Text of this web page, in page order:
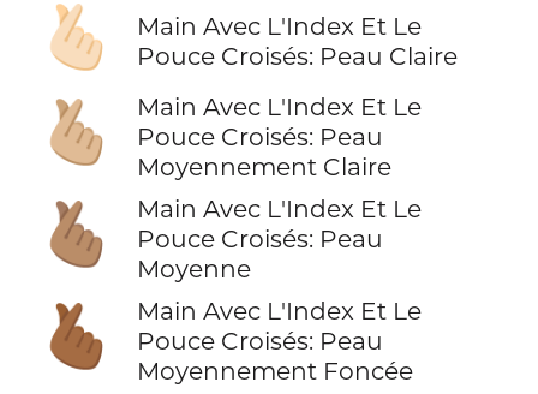
🫰🏻
Main Avec L'Index Et Le
Pouce Croisés: Peau Claire
🫰🏼
Main Avec L'Index Et Le
Pouce Croisés: Peau
Moyennement Claire
🫰🏽
Main Avec L'Index Et Le
Pouce Croisés: Peau
Moyenne
🫰🏾
Main Avec L'Index Et Le
Pouce Croisés: Peau
Moyennement Foncée